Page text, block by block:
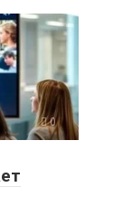
0